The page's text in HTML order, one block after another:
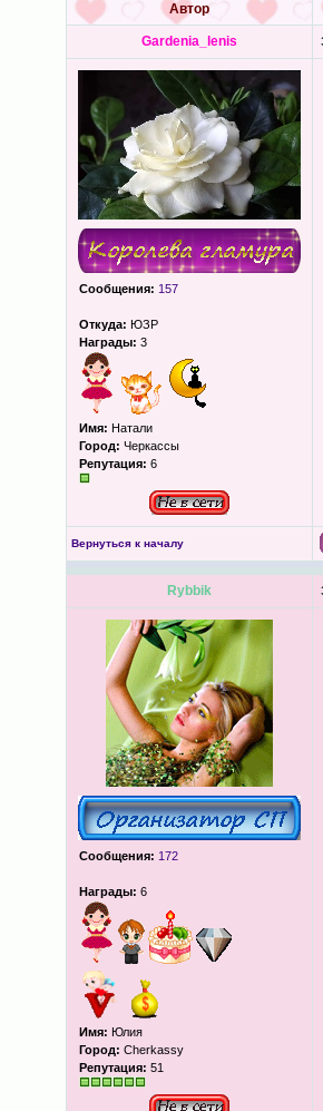
Автор
Gardenia_lenis
Сообщения: 157
Откуда: ЮЗР
Награды: 3
Имя: Натали
Город: Черкассы
Репутация: 6
Вернуться к началу
Rybbik
Сообщения: 172
Награды: 6
Имя: Юлия
Город: Cherkassy
Репутация: 51